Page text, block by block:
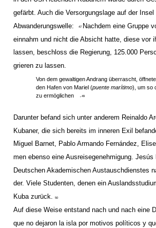
gefärbt. Auch die Versorgungslage auf der
Abwanderungswelle:
47 Nachdem eine Gruppe
einnahm und nicht die Absicht hatte, diese vor
lassen, beschloss die Regierung, 125.000
grieren zu lassen.
Von dem gewaltigen Andrang überrascht,
den Hafen von Mariel (puente marítimo), um so
zu ermöglichen
.49
Darunter befand sich unter anderem Reinaldo
Kubaner, die sich bereits im inneren Exil
Miguel Barnet, Pablo Armando Fernández,
men ebenso eine Ausreisegenehmigung.
Deutschen Akademischen Austauschdienstes
der. Viele Studenten, denen ein
Kuba zurück.
50
Auf diese Weise entstand nach und nach eine
que no dejaron la isla por motivos políticos y